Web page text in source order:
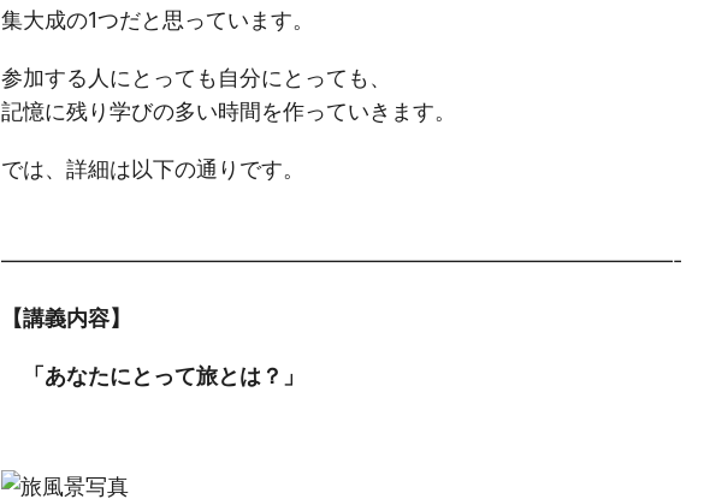
集大成の1つだと思っています。
参加する人にとっても自分にとっても、
記憶に残り学びの多い時間を作っていきます。
では、詳細は以下の通りです。
———————————————————————————————-
【講義内容】
「あなたにとって旅とは？」